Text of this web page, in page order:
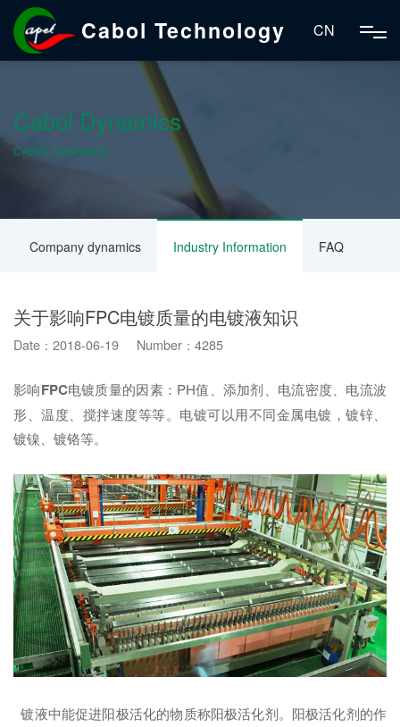
Cabol Technology CN
Cabol Dynamics
CABOL DYNAMICS
Company dynamics Industry Information FAQ
关于影响FPC电镀质量的电镀液知识
Date：2018-06-19 Number：4285
影响FPC电镀质量的因素：PH值、添加剂、电流密度、电流波
形、温度、搅拌速度等等。电镀可以用不同金属电镀，镀锌、
镀镍、镀铬等。
镀液中能促进阳极活化的物质称阳极活化剂。阳极活化剂的作